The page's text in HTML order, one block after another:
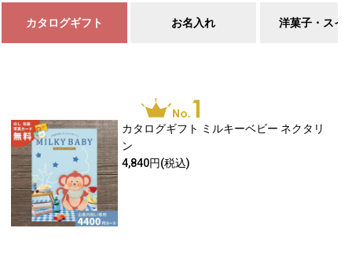
カタログギフト お名入れ 洋菓子・スイ
カタログギフト ミルキーベビー ネクタリ
ン
4,840円(税込)